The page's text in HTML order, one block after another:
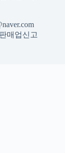
매업신고